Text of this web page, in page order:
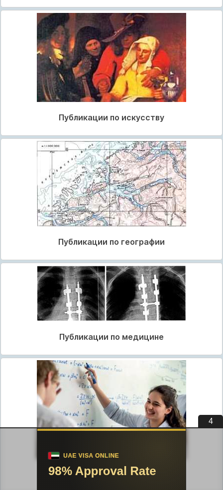
Публикации по искусству
Публикации по географии
Публикации по медицине
Публикации по педагогике
3